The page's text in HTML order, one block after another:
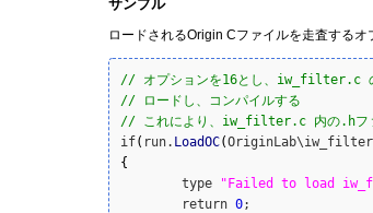
サンプル
ロードされるOrigin Cファイルを走査する
// オプションを16とし、iw_filter.c
// ロードし、コンパイルする
// これにより、iw_filter.c 内の.hファ
if( run. LoadOC(
{
        type
"Failed to load
        return
0;